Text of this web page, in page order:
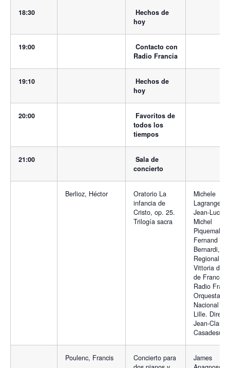
18:30
Hechos de
hoy
19:00
Contacto con
Radio Francia
19:10
Hechos de
hoy
20:00
Favoritos de
todos los
tiempos
21:00
Sala de
concierto
Berlioz, Héctor
Oratorio La
infancia de
Cristo, op. 25.
Trilogía sacra
Michele
Lagrange,
Jean-Luc
Michel
Piquemal,
Fernand
Bernardi,
Regional
Vittoria de
de France
Radio
Orquesta
Nacional de
Lille.
Jean-Claude
Casadesus
Poulenc, Francis
Concierto para
James